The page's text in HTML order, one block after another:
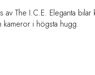
The I.C.E. Eleganta
kameror i högsta hugg.